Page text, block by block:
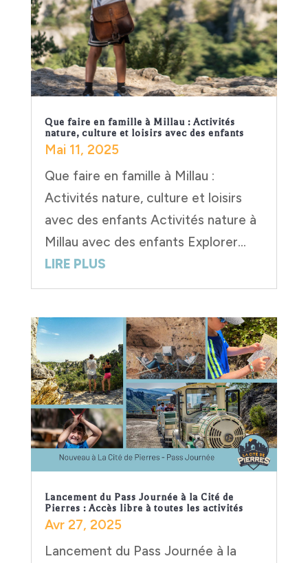
Que faire en famille à Millau : Activités
nature, culture et loisirs avec des enfants
Mai 11, 2025
Que faire en famille à Millau :
Activités nature, culture et loisirs
avec des enfants Activités nature à
Millau avec des enfants Explorer...
LIRE PLUS
Lancement du Pass Journée à la Cité de
Pierres : Accès libre à toutes les activités
Avr 27, 2025
Lancement du Pass Journée à la